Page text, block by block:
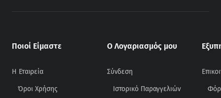
Ποιοί Είμαστε
Η Εταιρεία
Όροι Χρήσης
Ο Λογαριασμός μου
Σύνδεση
Ιστορικό Παραγγελιών